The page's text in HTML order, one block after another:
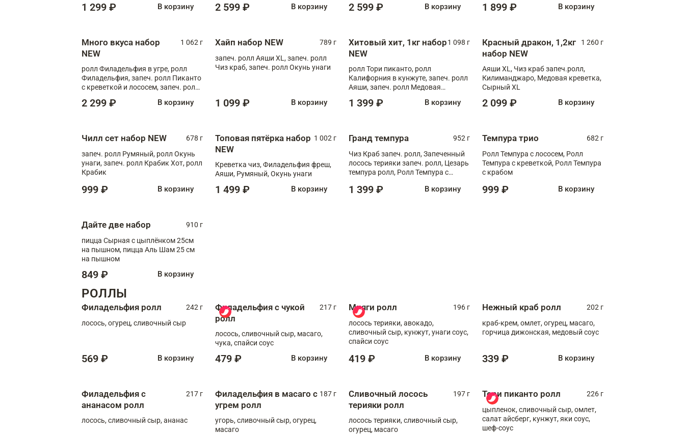
1 299 ₽ В корзину 2 599 ₽ В корзину 2 599 ₽ В корзину 1 899 ₽ В корзину
Много вкуса набор
NEW
1 062 г
ролл Филадельфия в угре, ролл
Филадельфия, запеч. ролл Пиканто
с креветкой и лососем, запеч. ролл
2 299 ₽ В корзину
Хайп набор NEW
789 г
запеч. ролл Аяши XL, запеч. ролл
Чиз краб, запеч. ролл Окунь унаги
1 099 ₽ В корзину
Хитовый хит, 1кг набор
NEW
1 098 г
ролл Тори пиканто, ролл
Калифорния в кунжуте, запеч. ролл
Аяши, запеч. ролл Медовая
чукой
1 399 ₽ В корзину
Красный дракон, 1,2кг
набор NEW
1 260 г
Аяши XL, Чиз краб запеч.ролл,
Килиманджаро, Медовая креветка,
Сырный XL
2 099 ₽ В корзину
Чилл сет набор NEW
678 г
запеч. ролл Румяный, ролл Окунь
унаги, запеч. ролл Крабик Хот, ролл
Крабик
999 ₽ В корзину
Топовая пятёрка набор
NEW
1 002 г
Креветка чиз, Филадельфия фреш,
Аяши, Румяный, Окунь унаги
1 499 ₽ В корзину
Гранд темпура
952 г
Чиз Краб запеч. ролл, Запеченный
лосось терияки запеч. ролл, Цезарь
темпура ролл, Ролл Темпура с
1 399 ₽ В корзину
Темпура трио
682 г
Ролл Темпура с лососем, Ролл
Темпура с креветкой, Ролл Темпура
с крабом
999 ₽ В корзину
Дайте две набор
910 г
пицца Сырная с цыплёнком 25см
на пышном, пицца Аль Шам 25 см
на пышном
849 ₽ В корзину
РОЛЛЫ
Филадельфия ролл
242 г
лосось, огурец, сливочный сыр
569 ₽ В корзину
Филадельфия с чукой
ролл
217 г
лосось, сливочный сыр, масаго,
чука, спайси соус
479 ₽ В корзину
Мияги ролл
196 г
лосось терияки, авокадо,
сливочный сыр, кунжут, унаги соус,
спайси соус
419 ₽ В корзину
Нежный краб ролл
202 г
краб-крем, омлет, огурец, масаго,
горчица дижонская, медовый соус
339 ₽ В корзину
Филадельфия с
ананасом ролл
217 г
лосось, сливочный сыр, ананас
Филадельфия в масаго с
угрем ролл
187 г
угорь, сливочный сыр, огурец,
масаго
Сливочный лосось
терияки ролл
197 г
лосось терияки, сливочный сыр,
огурец, масаго
Тори пиканто ролл
226 г
цыпленок, сливочный сыр, омлет,
салат айсберг, кунжут, яки соус,
шеф-соус